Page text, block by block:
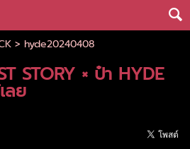
> hyde20240408
STORY × ป๋า HYDE
ลย